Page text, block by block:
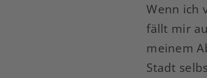
Wenn ich
fällt mir
meinem
Stadt